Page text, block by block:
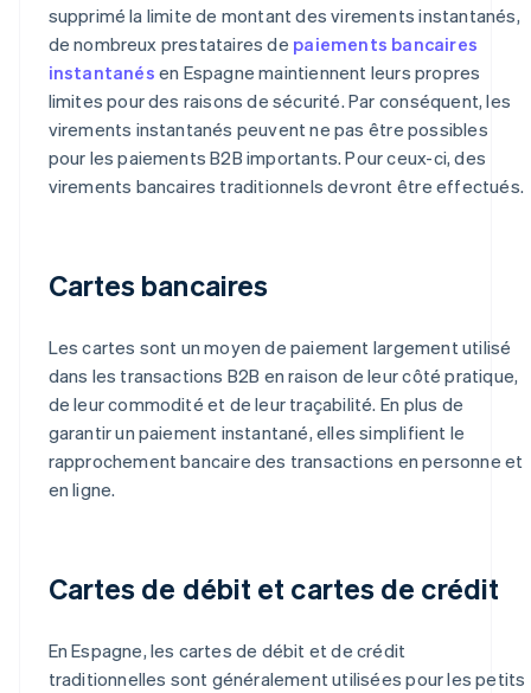
supprimé la limite de montant des virements instantanés,
de nombreux prestataires de paiements bancaires
instantanés en Espagne maintiennent leurs propres
limites pour des raisons de sécurité. Par conséquent, les
virements instantanés peuvent ne pas être possibles
pour les paiements B2B importants. Pour ceux-ci, des
virements bancaires traditionnels devront être effectués.
Cartes bancaires
Les cartes sont un moyen de paiement largement utilisé
dans les transactions B2B en raison de leur côté pratique,
de leur commodité et de leur traçabilité. En plus de
garantir un paiement instantané, elles simplifient le
rapprochement bancaire des transactions en personne et
en ligne.
Cartes de débit et cartes de crédit
En Espagne, les cartes de débit et de crédit
traditionnelles sont généralement utilisées pour les petits